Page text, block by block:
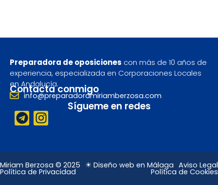
Preparadora de oposiciones con más de 10 años de
experiencia, especializada en Corporaciones Locales
en Andalucía.
Contacta conmigo
info@preparadoramiriamberzosa.com
Sígueme en redes
T
e
e
g
r
I
n
t
a
g
Miriam Berzosa © 2025 ☀ Diseño web en Málaga Aviso Legal
Política de Privacidad Política de Cookies